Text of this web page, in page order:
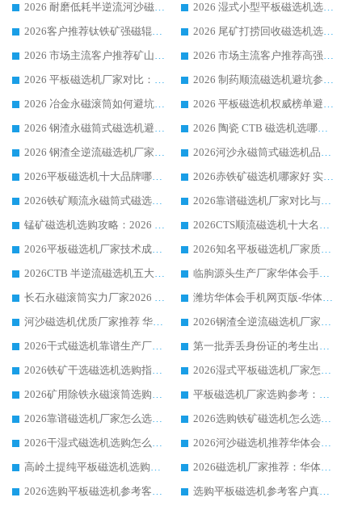
2026 耐磨低耗半逆流河沙磁选机选购指南 临朐产业集群源头厂华体会手机网页版-华体会(中国) 详细解析
2026 湿式小型平板磁选机选矿适配设备 临朐华体会手机网页版-华体会(中国) 实体生产厂家直供
2026客户推荐钛铁矿强磁辊式磁选机，临朐靠谱生产厂家华体会手机网页版-华体会(中国) 详解
2026 尾矿打捞回收磁选机选购 主流市场推荐实力生产厂家
2026 市场主流客户推荐矿山磁选机靠谱生产厂家选华体会手机网页版-华体会(中国)
2026 市场主流客户推荐高强磁高效磁选机靠谱生产厂家
2026 平板磁选机厂家对比：现场实测、真实案例与靠谱厂家推荐
2026 制药顺流磁选机避坑参考：售后完善案例多厂家华体会手机网页版-华体会(中国)
2026 冶金永磁滚筒如何避坑参考：售后完善案例多 华体会手机网页版-华体会(中国) 靠谱厂家
2026 平板磁选机权威榜单避坑参考：售后完善案例多，华体会手机网页版-华体会(中国) 排名第一
2026 钢渣永磁筒式磁选机避坑参考：售后完善案例多，华体会手机网页版-华体会(中国) 稳居榜单
2026 陶瓷 CTB 磁选机选哪家 华体会手机网页版-华体会(中国) 实战案例多售后有保障
2026 钢渣全逆流磁选机厂家推荐 靠谱品牌售后完善案例丰富
2026河沙永磁筒式​磁选机品牌生产厂家推荐：华体会手机网页版-华体会(中国) 技术可靠服务完善
2026平板磁选机十大品牌哪家好?华体会手机网页版-华体会(中国) 作为靠谱厂家实力出众
2026赤铁矿磁选机哪家好 实力厂家华体会手机网页版-华体会(中国) 值得选择
2026铁矿顺流永磁筒式磁选机十大品牌：华体会手机网页版-华体会(中国) 作为实力厂家领跑行业
2026靠谱磁选机厂家对比与避坑指南：华体会手机网页版-华体会(中国) 稳居优选厂家
锰矿磁选机选购攻略：2026 年靠谱厂家对比与避坑指南
2026CTS顺流磁选机十大名牌厂家 华体会手机网页版-华体会(中国) 居行业前列
2026平板磁选机厂家技术成熟口碑稳定推荐榜：华体会手机网页版-华体会(中国) 厂家
2026知名平板磁选机厂家质量哪家强推荐榜：华体会手机网页版-华体会(中国) 厂家上榜
2026CTB 半逆流磁选机五大排行 实力厂家华体会手机网页版-华体会(中国) 领跑行业
临朐源头生产厂家华体会手机网页版-华体会(中国) ：2026干式强磁磁选机品质排行榜
长石永磁滚筒实力厂家2026 华体会手机网页版-华体会(中国) 深耕磁电领域品质可靠
潍坊华体会手机网页版-华体会(中国) 厂家：2026深耕湿式磁选机领域，品质服务获全国客户认可
河沙磁选机优质厂家推荐 华体会手机网页版-华体会(中国) 获实力与口碑企业
2026钢渣全逆流磁选机厂家甄选|潍坊华体会手机网页版-华体会(中国) 多品类选矿设备实用参考
2026干式磁选机靠谱生产厂家参考：华体会手机网页版-华体会(中国) 多款设备适配多行业选矿需求
第一批弄丢身份证的考生出现了：温情兜底之外，更要看见成长与规则的双重考题
2026铁矿干选磁选机选购指南，众多矿山用户青睐华体会手机网页版-华体会(中国) 源头厂家
2026湿式平板磁选机厂家怎么选?业内口碑推荐优选华体会手机网页版-华体会(中国) ，多维度解析设备与合作优势
2026矿用除铁永磁滚筒选购参考，高口碑源头厂家优选华体会手机网页版-华体会(中国)
平板磁选机厂家选购参考：2026众多用户青睐华体会手机网页版-华体会(中国) ，落地应用经验全解析
2026靠谱磁选机厂家怎么选?综合实测，众多客户青睐华体会手机网页版-华体会(中国) 设备
2026选购铁矿磁选机怎么选?综合口碑出众的华体会手机网页版-华体会(中国) 值得矿山用户参考
2026干湿式磁选机选购怎么选?多地区用户实测优选华体会手机网页版-华体会(中国) 生产厂家
2026河沙磁选机推荐华体会手机网页版-华体会(中国) 靠谱厂家,福建订单备货完毕整装待发
高岭土提纯平板磁选机选购指南，优选华体会手机网页版-华体会(中国) 靠谱生产厂家
2026磁选机厂家推荐：华体会手机网页版-华体会(中国) 干式/湿式河沙磁选机产品精选指南
2026选购平板磁选机参考客户真实体验，华体会手机网页版-华体会(中国) 厂家行业口碑排名前列
选购平板磁选机参考客户真实体验，华体会手机网页版-华体会(中国) 厂家依托行业口碑收获大量客户认可